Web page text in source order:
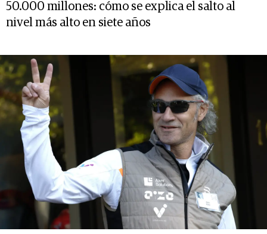
50.000 millones: cómo se explica el salto al
nivel más alto en siete años